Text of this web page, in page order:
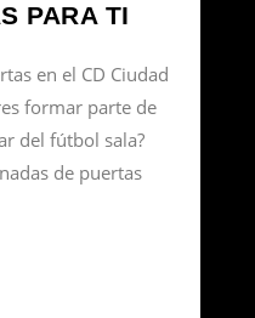
PARA TI
en el CD Ciudad
formar parte de
del fútbol sala?
de puertas